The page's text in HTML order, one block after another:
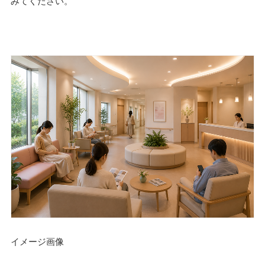
イメージ画像